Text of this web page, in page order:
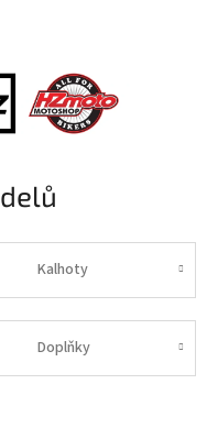
Kalhoty
Doplňky